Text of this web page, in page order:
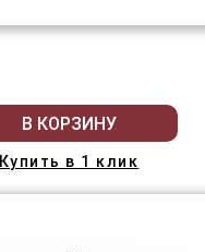
В КОРЗИНУ
Купить в 1 клик